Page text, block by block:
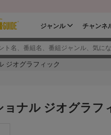
ジャンル チャンネ
ジオグラフィック
ョナル ジオグラフ